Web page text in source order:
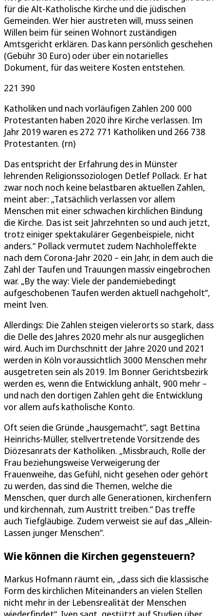
für die Alt-Katholische Kirche und die jüdischen
Gemeinden. Wer hier austreten will, muss seinen
Willen beim für seinen Wohnort zuständigen
Amtsgericht erklären. Das kann persönlich geschehen
(Gebühr 30 Euro) oder über ein notarielles
Dokument, für das weitere Kosten entstehen.
221 390
Katholiken und nach vorläufigen Zahlen 200 000
Protestanten haben 2020 ihre Kirche verlassen. Im
Jahr 2019 waren es 272 771 Katholiken und 266 738
Protestanten. (rn)
Das entspricht der Erfahrung des in Münster
lehrenden Religionssoziologen Detlef Pollack. Er hat
zwar noch noch keine belastbaren aktuellen Zahlen,
meint aber: „Tatsächlich verlassen vor allem
Menschen mit einer schwachen kirchlichen Bindung
die Kirche. Das ist seit Jahrzehnten so und auch jetzt,
trotz einiger spektakulärer Gegenbeispiele, nicht
anders.“ Pollack vermutet zudem Nachholeffekte
nach dem Corona-Jahr 2020 – ein Jahr, in dem auch die
Zahl der Taufen und Trauungen massiv eingebrochen
war. „By the way: Viele der pandemiebedingt
aufgeschobenen Taufen werden aktuell nachgeholt“,
meint Iven.
Allerdings: Die Zahlen steigen vielerorts so stark, dass
die Delle des Jahres 2020 mehr als nur ausgeglichen
wird. Auch im Durchschnitt der Jahre 2020 und 2021
werden in Köln voraussichtlich 3000 Menschen mehr
ausgetreten sein als 2019. Im Bonner Gerichtsbezirk
werden es, wenn die Entwicklung anhält, 900 mehr –
und nach den dortigen Zahlen geht die Entwicklung
vor allem aufs katholische Konto.
Oft seien die Gründe „hausgemacht“, sagt Bettina
Heinrichs-Müller, stellvertretende Vorsitzende des
Diözesanrats der Katholiken. „Missbrauch, Rolle der
Frau beziehungsweise Verweigerung der
Frauenweihe, das Gefühl, nicht gesehen oder gehört
zu werden, das sind die Themen, welche die
Menschen, quer durch alle Generationen, kirchenfern
und kirchennah, zum Austritt treiben.“ Das treffe
auch Tiefgläubige. Zudem verweist sie auf das „Allein-
Lassen junger Menschen“.
Wie können die Kirchen gegensteuern?
Markus Hofmann räumt ein, „dass sich die klassische
Form des kirchlichen Miteinanders an vielen Stellen
nicht mehr in der Lebensrealität der Menschen